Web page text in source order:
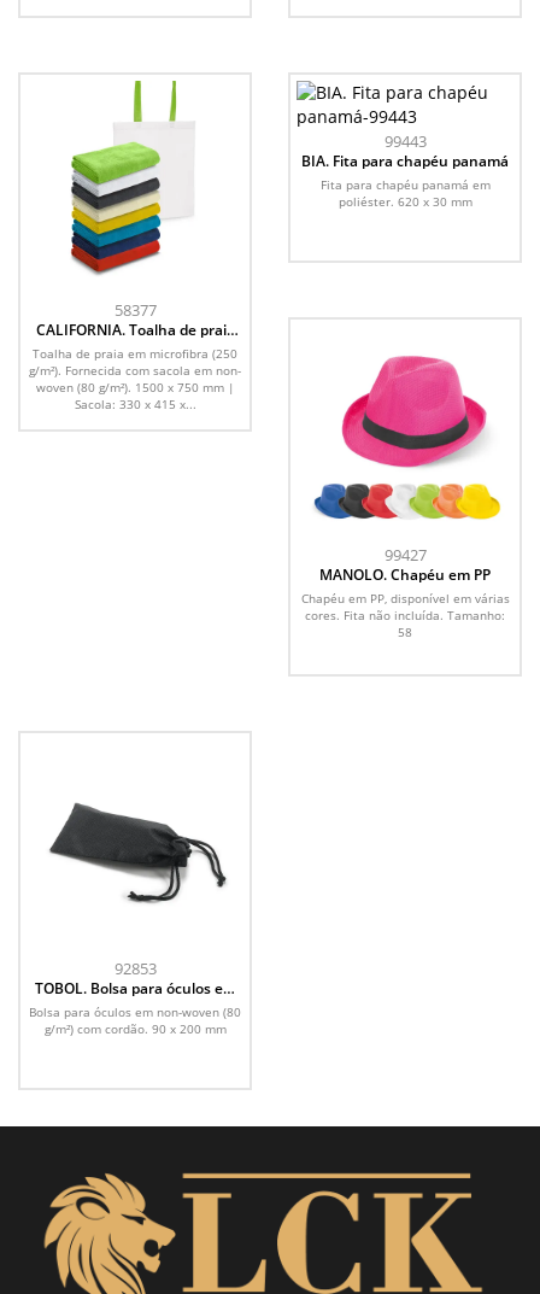
58377
CALIFORNIA. Toalha de praia
em microfibra (250 g/m²)
Toalha de praia em microfibra (250
g/m²). Fornecida com sacola em non-
woven (80 g/m²). 1500 x 750 mm |
Sacola: 330 x 415 x...
99443
BIA. Fita para chapéu panamá
Fita para chapéu panamá em
poliéster. 620 x 30 mm
99427
MANOLO. Chapéu em PP
Chapéu em PP, disponível em várias
cores. Fita não incluída. Tamanho:
58
92853
TOBOL. Bolsa para óculos em
non-woven (80 g/m²)
Bolsa para óculos em non-woven (80
g/m²) com cordão. 90 x 200 mm